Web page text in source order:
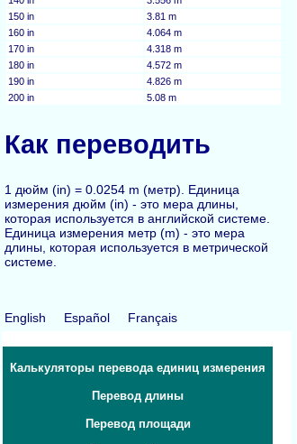
150 in
3.81 m
160 in
4.064 m
170 in
4.318 m
180 in
4.572 m
190 in
4.826 m
200 in
5.08 m
Как переводить
1 дюйм (in) = 0.0254 m (метр). Единица
измерения дюйм (in) - это мера длины,
которая используется в английской системе.
Единица измерения метр (m) - это мера
длины, которая используется в метрической
системе.
English Español Français
Калькуляторы перевода единиц измерения
Перевод длины
Перевод площади